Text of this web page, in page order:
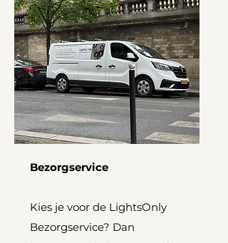
Bezorgservice
Kies je voor de LightsOnly
Bezorgservice? Dan